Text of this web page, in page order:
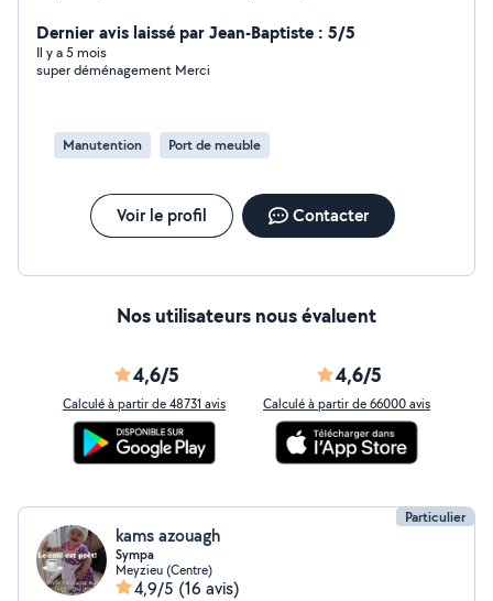
Dernier avis laissé par Jean-Baptiste : 5/5
Il y a 5 mois
super déménagement Merci
Manutention Port de meuble
Voir le profil Contacter
Nos utilisateurs nous évaluent
4,6/5
Calculé à partir de 48731 avis
4,6/5
Calculé à partir de 66000 avis
Particulier
kams azouagh
Sympa
Meyzieu (Centre)
4,9/5 (16 avis)